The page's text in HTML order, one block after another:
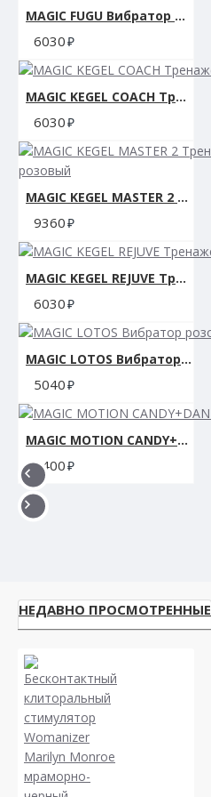
MAGIC FUGU Вибратор красный
6030
MAGIC KEGEL COACH Тренажер Кегеля розовый
6030
MAGIC KEGEL MASTER 2 Тренажер Кегеля розовый
9360
MAGIC KEGEL REJUVE Тренажер Кегеля
6030
MAGIC LOTOS Вибратор розовый
5040
MAGIC MOTION CANDY+DANTE Набор
5400
НЕДАВНО ПРОСМОТРЕННЫЕ